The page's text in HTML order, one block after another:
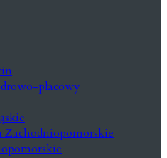
płacowy
Zachodniopomorskie